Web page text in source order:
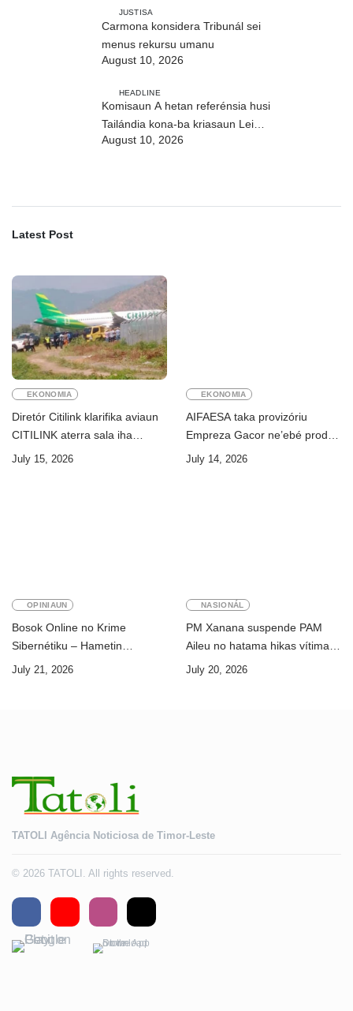
JUSTISA
Carmona konsidera Tribunál sei
menus rekursu umanu
August 10, 2026
HEADLINE
Komisaun A hetan referénsia husi
Tailándia kona-ba kriasaun Lei
Siberkrime
August 10, 2026
Latest Post
EKONOMIA
Diretór Citilink klarifika aviaun
CITILINK aterra sala iha
Aeroportu Komoro ne’e
July 15, 2026
EKONOMIA
AIFAESA taka provizóriu
Empreza Gacor ne’ebé prodús
“pentolan”
July 14, 2026
OPINIAUN
Bosok Online no Krime
Sibernétiku – Hametin
Seguransa Dijitál ba Futuru
July 21, 2026
NASIONÁL
PM Xanana suspende PAM
Aileu no hatama hikas vítima
AMA ba servisu
July 20, 2026
TATOLI Agência Noticiosa de Timor-Leste
© 2026 TATOLI. All rights reserved.